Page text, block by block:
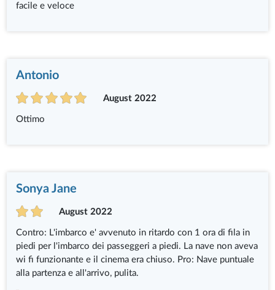
facile e veloce
Antonio
August 2022
Ottimo
Sonya Jane
August 2022
Contro: L'imbarco e' avvenuto in ritardo con 1 ora di fila in
piedi per l'imbarco dei passeggeri a piedi. La nave non aveva
wi fi funzionante e il cinema era chiuso. Pro: Nave puntuale
alla partenza e all'arrivo, pulita.